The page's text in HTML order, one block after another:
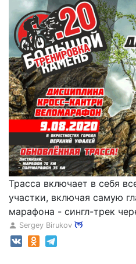
Трасса включает в себя
участки, включая самую
марафона - сингл-трек
Sergey Birukov